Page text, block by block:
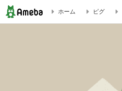
ホーム ピグ